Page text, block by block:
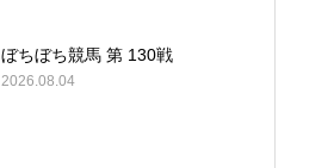
ぼちぼち競馬 第 130戦
2026.08.04